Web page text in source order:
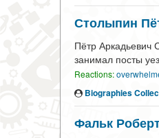
Столыпин
Пётр Аркадьевич
занимал посты
Reactions:
Biographies
Фальк